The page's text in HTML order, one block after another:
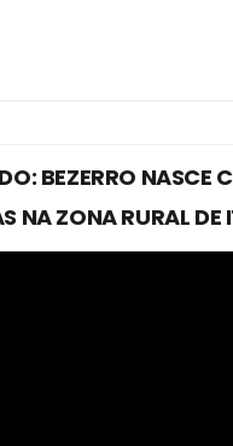
BEZERRO NASCE
NA ZONA RURAL DE